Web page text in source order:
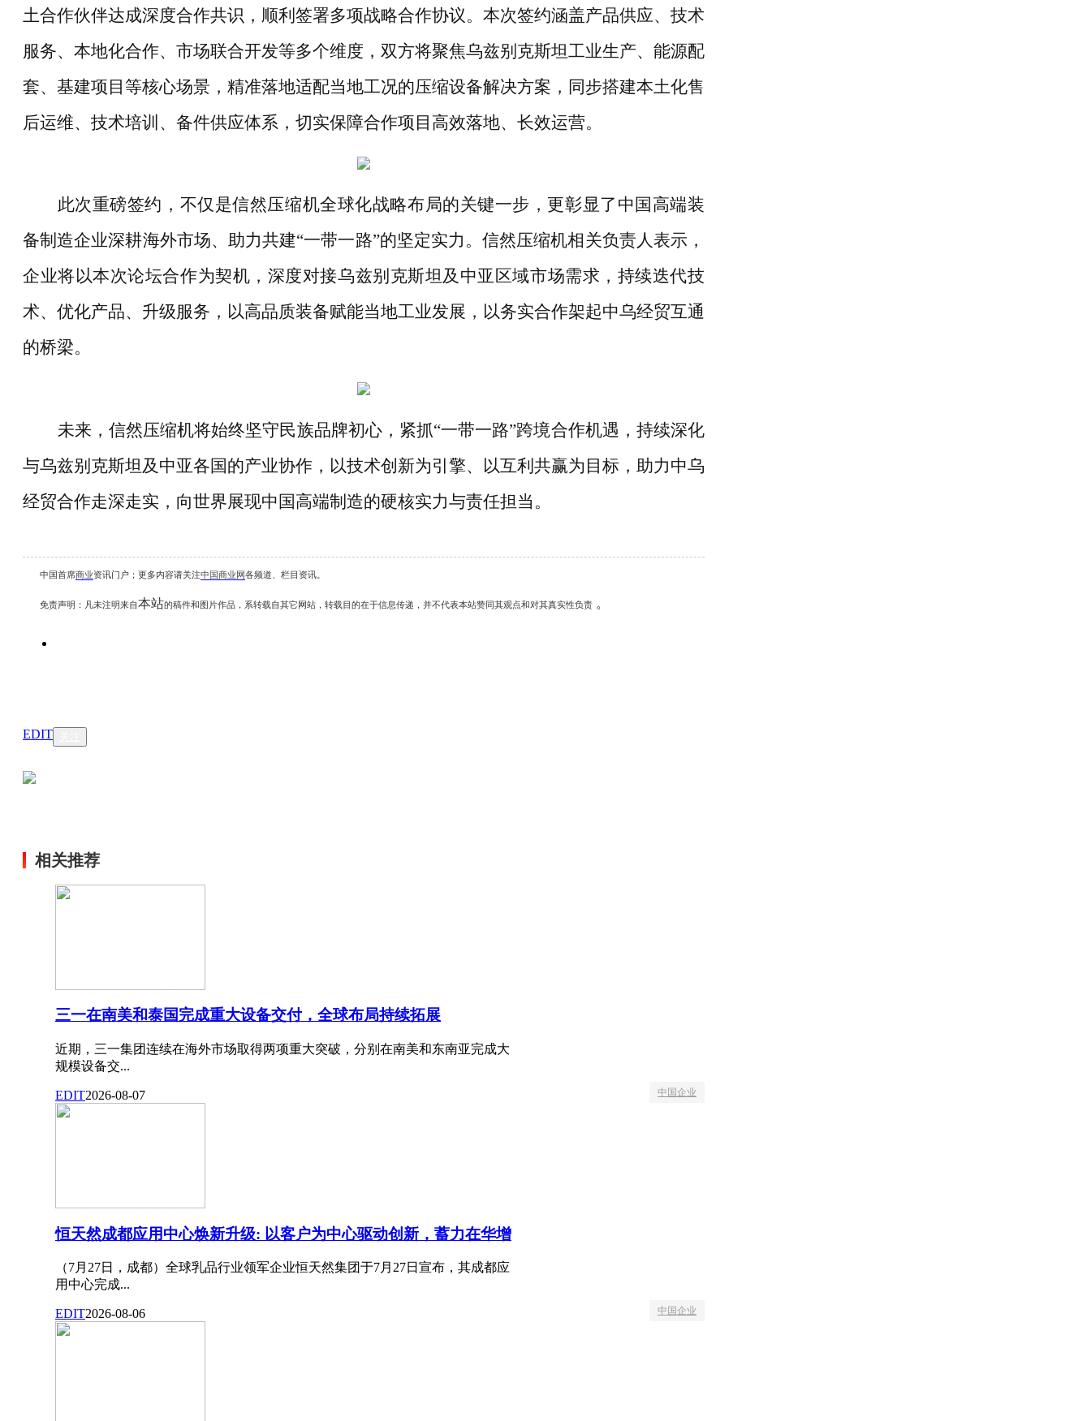
土合作伙伴达成深度合作共识，顺利签署多项战略合作协议。本次签约涵盖产品供应、技术
服务、本地化合作、市场联合开发等多个维度，双方将聚焦乌兹别克斯坦工业生产、能源配
套、基建项目等核心场景，精准落地适配当地工况的压缩设备解决方案，同步搭建本土化售
后运维、技术培训、备件供应体系，切实保障合作项目高效落地、长效运营。
此次重磅签约，不仅是信然压缩机全球化战略布局的关键一步，更彰显了中国高端装
备制造企业深耕海外市场、助力共建“一带一路”的坚定实力。信然压缩机相关负责人表示，
企业将以本次论坛合作为契机，深度对接乌兹别克斯坦及中亚区域市场需求，持续迭代技
术、优化产品、升级服务，以高品质装备赋能当地工业发展，以务实合作架起中乌经贸互通
的桥梁。
未来，信然压缩机将始终坚守民族品牌初心，紧抓“一带一路”跨境合作机遇，持续深化
与乌兹别克斯坦及中亚各国的产业协作，以技术创新为引擎、以互利共赢为目标，助力中乌
经贸合作走深走实，向世界展现中国高端制造的硬核实力与责任担当。
中国首席商业资讯门户；更多内容请关注中国商业网各频道、栏目资讯
免责声明：凡未注明来自本站的稿件和图片作品，系转载自其它网站，转载目的在于信息传递，并不代表本站赞同其观点和对其真实性负责 。
EDIT
相关推荐
三一在南美和泰国完成重大设备交付，全球布局持续拓展
近期，三一集团连续在海外市场取得两项重大突破，分别在南美和东南亚完成大
规模设备交...
EDIT2026-08-07 中国企业
恒天然成都应用中心焕新升级: 以客户为中心驱动创新，蓄力在华增
（7月27日，成都）全球乳品行业领军企业恒天然集团于7月27日宣布，其成都应
用中心完成...
EDIT2026-08-06 中国企业